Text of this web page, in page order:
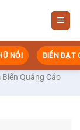
NỔI BIỂN BẠT
Biển Quảng Cáo